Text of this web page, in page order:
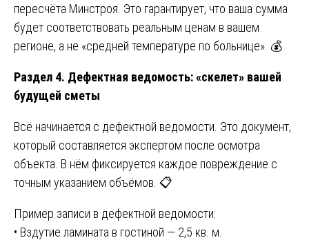
пересчёта Минстроя. Это гарантирует, что ваша сумма
будет соответствовать реальным ценам в вашем
регионе, а не «средней температуре по больнице». 💰
Раздел 4. Дефектная ведомость: «скелет» вашей
будущей сметы
Всё начинается с дефектной ведомости. Это документ,
который составляется экспертом после осмотра
объекта. В нём фиксируется каждое повреждение с
точным указанием объёмов. 📋
Пример записи в дефектной ведомости:
• Вздутие ламината в гостиной — 2,5 кв. м.